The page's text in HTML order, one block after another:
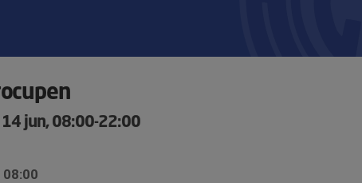
14 jun, 08:00-22:00
08:00